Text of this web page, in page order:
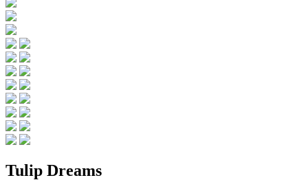
Tulip Dreams